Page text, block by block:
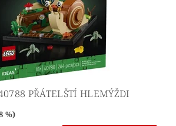
PŘÁTELŠTÍ HLEMÝŽDI
%)